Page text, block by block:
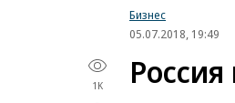
Бизнес
05.07.2018, 19:49
1K